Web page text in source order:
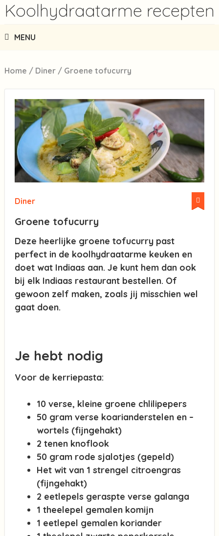
Koolhydraatarme recepten
MENU
Home / Diner / Groene tofucurry
Diner
Groene tofucurry
Deze heerlijke groene tofucurry past
perfect in de koolhydraatarme keuken en
doet wat Indiaas aan. Je kunt hem dan ook
bij elk Indiaas restaurant bestellen. Of
gewoon zelf maken, zoals jij misschien wel
gaat doen.
Je hebt nodig
Voor de kerriepasta:
10 verse, kleine groene chlilipepers
50 gram verse koarianderstelen en –
wortels (fijngehakt)
2 tenen knoflook
50 gram rode sjalotjes (gepeld)
Het wit van 1 strengel citroengras
(fijngehakt)
2 eetlepels geraspte verse galanga
1 theelepel gemalen komijn
1 eetlepel gemalen koriander